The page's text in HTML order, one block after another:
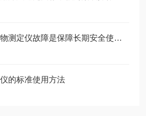
及时解决甲苯不溶物测定仪故障是保障长期安全使用的关键
的标准使用方法